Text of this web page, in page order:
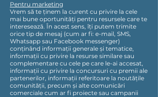
Pentru marketing
Vrem să te ținem la curent cu privire la cele
mai bune oportunități pentru resursele care te
interesează. În acest sens, îți putem trimite
orice tip de mesaj (cum ar fi: e-mail, SMS,
Whatsapp sau Facebook messenger)
conținând informații generale și tematice,
informații cu privire la resurse similare sau
complementare cu cele pe care le-ai accesat,
informații cu privire la concursuri cu premii ale
partenerilor, informații referitoare la noutățile
comunității, precum și alte comunicări
comerciale cum ar fi proiecte sau campanii